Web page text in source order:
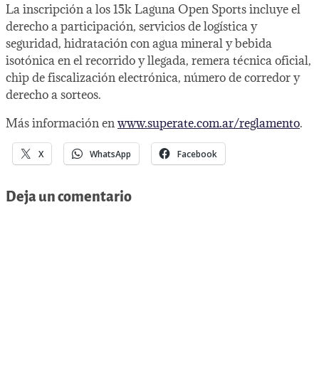
La inscripción a los 15k Laguna Open Sports incluye el
derecho a participación, servicios de logística y
seguridad, hidratación con agua mineral y bebida
isotónica en el recorrido y llegada, remera técnica oficial,
chip de fiscalización electrónica, número de corredor y
derecho a sorteos.
Más información enwww.superate.com.ar/reglamento.
X WhatsApp Facebook
Deja un comentario